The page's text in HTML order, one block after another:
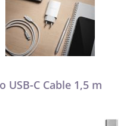
USB-C Cable 1,5 m